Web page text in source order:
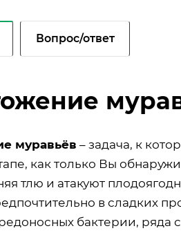
Вопрос/ответ
муравьёв – задача, к
как только Вы
тлю и атакуют
в сладких
бактерии, ряда